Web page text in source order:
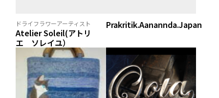
ドライフラワーアーティスト
Atelier Soleil(アトリ
エ ソレイユ）
Prakritik.Aanannda.Japan